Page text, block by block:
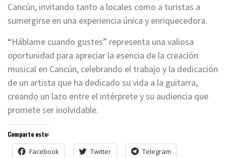
Cancún, invitando tanto a locales como a turistas a
sumergirse en una experiencia única y enriquecedora.
“Háblame cuando gustes” representa una valiosa
oportunidad para apreciar la esencia de la creación
musical en Cancún, celebrando el trabajo y la dedicación
de un artista que ha dedicado su vida a la guitarra,
creando un lazo entre el intérprete y su audiencia que
promete ser inolvidable.
Comparte esto:
Facebook Twitter Telegram